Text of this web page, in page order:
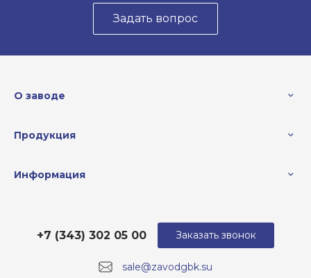
Задать вопрос
О заводе
Продукция
Информация
sale@zavodgbk.su
+7 (343) 302 05 00 Заказать звонок